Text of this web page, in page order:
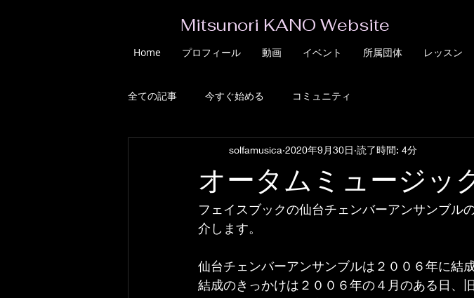
Mitsunori KANO Website
Home プロフィール 動画 イベント 所属団体 レッスン
全ての記事 今すぐ始める コミュニティ
オータムミュージッ
solfamusica 2020年9月30日 読了時間: 4分
フェイスブックの仙台チェンバーアンサンブル
介します。
仙台チェンバーアンサンブルは２００６年に結成
結成のきっかけは２００６年の４月のある日、